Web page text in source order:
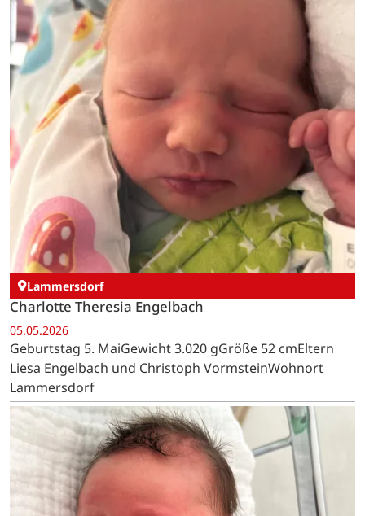
Lammersdorf
Charlotte Theresia Engelbach
05.05.2026
Geburtstag 5. MaiGewicht 3.020 gGröße 52 cmEltern
Liesa Engelbach und Christoph VormsteinWohnort
Lammersdorf